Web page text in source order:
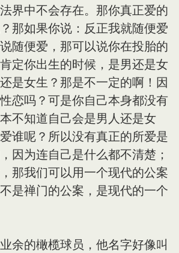
界中不会存在。那你真正爱的
那如果你说：反正我就随便爱
随便爱，那可以说你在投胎的
定你出生的时候，是男还是女
是女生？那是不一定的啊！因
恋吗？可是你自己本身都没有
不知道自己会是男人还是女
谁呢？所以没有真正的所爱是
因为连自己是什么都不清楚；
那我们可以用一个现代的公案
是禅门的公案，是现代的一个
的橄榄球员，他名字好像叫